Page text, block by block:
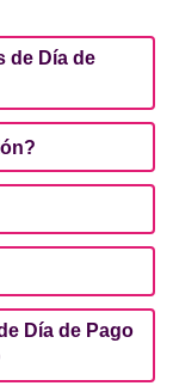
de Día de
Día de Pago